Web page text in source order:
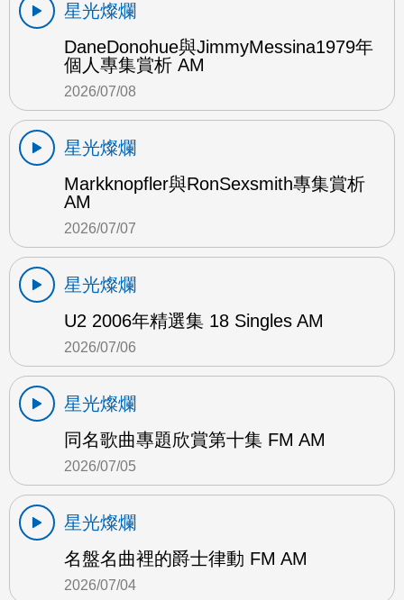
星光燦爛
DaneDonohue與JimmyMessina1979年
個人專集賞析 AM
2026/07/08
星光燦爛
Markknopfler與RonSexsmith專集賞析
AM
2026/07/07
星光燦爛
U2 2006年精選集 18 Singles AM
2026/07/06
星光燦爛
同名歌曲專題欣賞第十集 FM AM
2026/07/05
星光燦爛
名盤名曲裡的爵士律動 FM AM
2026/07/04